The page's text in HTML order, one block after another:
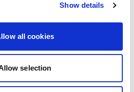
Show details
all cookies
selection
عن طريق هذا الموقع.
التحديثات
يحتفظ موقع ألير أكوا بالحق الأحادي
وتغيير وتغيير شروطه وسياسة
ملزمة لجميع مستخدمي ومتصفحي موقع
هنا.